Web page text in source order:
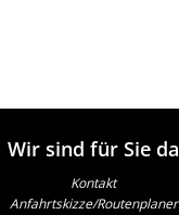
Wir sind für Sie da
Kontakt
Anfahrtskizze/Routenplaner